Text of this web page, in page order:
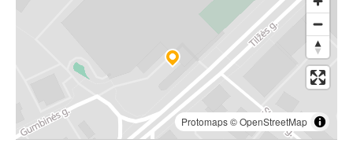
Protomaps©OpenStreetMap